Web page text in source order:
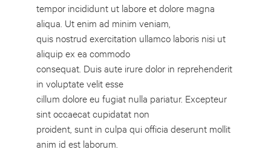
tempor incididunt ut labore et dolore magna
aliqua. Ut enim ad minim veniam,
quis nostrud exercitation ullamco laboris nisi ut
aliquip ex ea commodo
consequat. Duis aute irure dolor in reprehenderit
in voluptate velit esse
cillum dolore eu fugiat nulla pariatur. Excepteur
sint occaecat cupidatat non
proident, sunt in culpa qui officia deserunt mollit
anim id est laborum.